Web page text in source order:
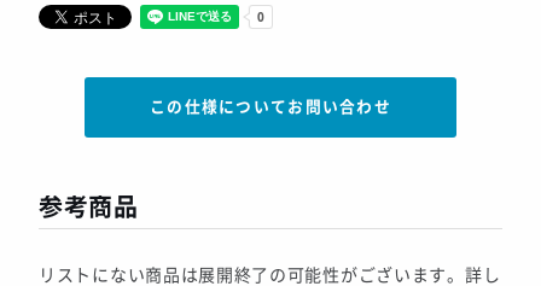
この仕様についてお問い合わせ
参考商品
リストにない商品は展開終了の可能性がございます。詳し